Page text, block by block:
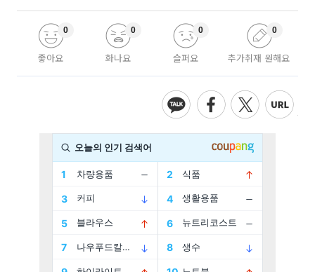
좋아요
0
화나요
0
슬퍼요
0
추가취재 원해요
0